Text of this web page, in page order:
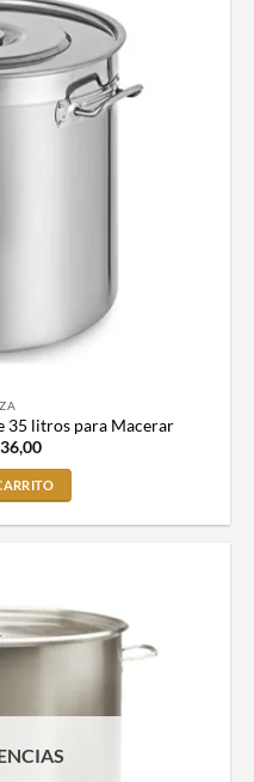
35 litros para Macerar